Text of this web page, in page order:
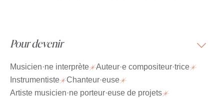
Pour devenir
Musicien·ne interprète
Auteur·e compositeur·trice
Instrumentiste
Chanteur·euse
Artiste musicien·ne porteur·euse de projets